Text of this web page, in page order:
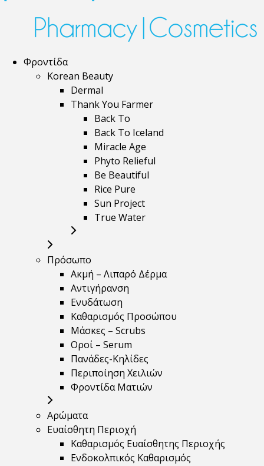
Φροντίδα
Korean Beauty
Dermal
Thank You Farmer
Back To
Back To Iceland
Miracle Age
Phyto Relieful
Be Beautiful
Rice Pure
Sun Project
True Water
Πρόσωπο
Ακμή – Λιπαρό Δέρμα
Αντιγήρανση
Ενυδάτωση
Καθαρισμός Προσώπου
Μάσκες – Scrubs
Οροί – Serum
Πανάδες-Κηλίδες
Περιποίηση Χειλιών
Φροντίδα Ματιών
Αρώματα
Ευαίσθητη Περιοχή
Καθαρισμός Ευαίσθητης Περιοχής
Ενδοκολπικός Καθαρισμός